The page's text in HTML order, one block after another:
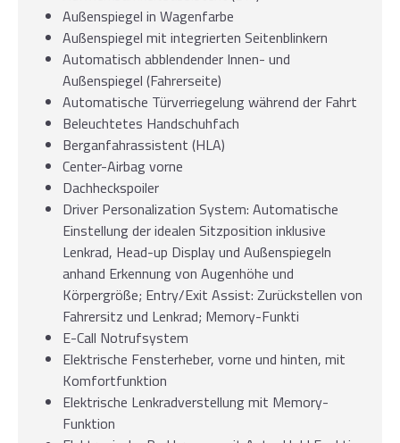
Außenspiegel in Wagenfarbe
Außenspiegel mit integrierten Seitenblinkern
Automatisch abblendender Innen- und
Außenspiegel (Fahrerseite)
Automatische Türverriegelung während der Fahrt
Beleuchtetes Handschuhfach
Berganfahrassistent (HLA)
Center-Airbag vorne
Dachheckspoiler
Driver Personalization System: Automatische
Einstellung der idealen Sitzposition inklusive
Lenkrad, Head-up Display und Außenspiegeln
anhand Erkennung von Augenhöhe und
Körpergröße; Entry/Exit Assist: Zurückstellen von
Fahrersitz und Lenkrad; Memory-Funkti
E-Call Notrufsystem
Elektrische Fensterheber, vorne und hinten, mit
Komfortfunktion
Elektrische Lenkradverstellung mit Memory-
Funktion